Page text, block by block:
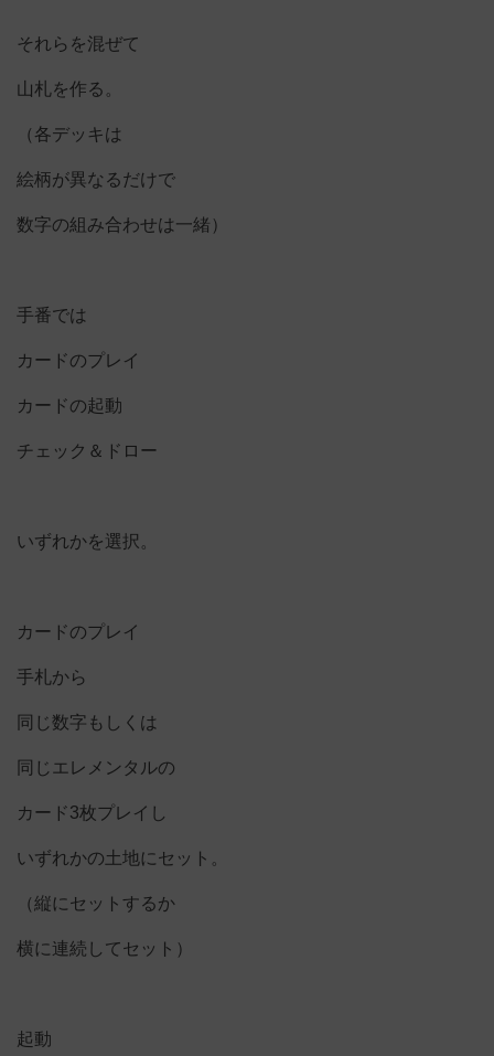
それらを混ぜて
山札を作る。
（各デッキは
絵柄が異なるだけで
数字の組み合わせは一緒）
手番では
カードのプレイ
カードの起動
チェック＆ドロー
いずれかを選択。
カードのプレイ
手札から
同じ数字もしくは
同じエレメンタルの
カード3枚プレイし
いずれかの土地にセット。
（縦にセットするか
横に連続してセット）
起動